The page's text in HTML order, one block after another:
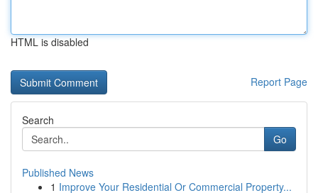
HTML is disabled
Report Page
Search
Go
Published News
1 Improve Your Residential Or Commercial Property...